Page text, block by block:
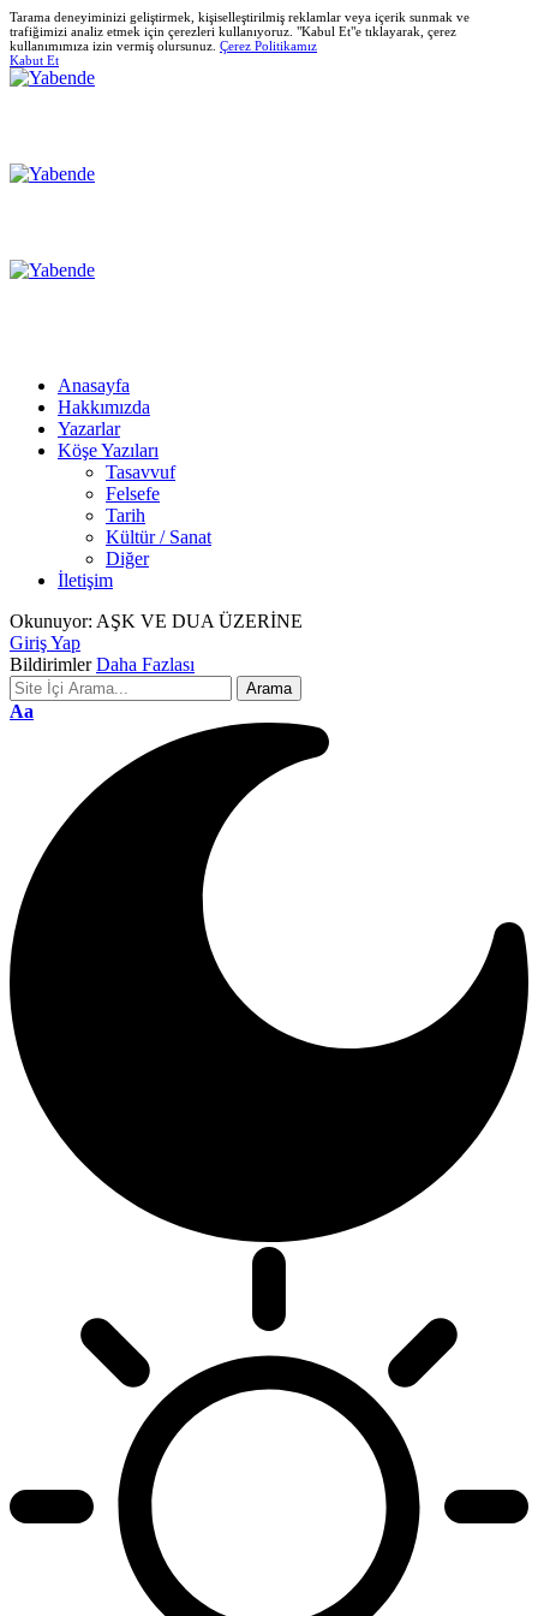
Tarama deneyiminizi geliştirmek, kişiselleştirilmiş reklamlar veya içerik sunmak ve
trafiğimizi analiz etmek için çerezleri kullanıyoruz. "Kabul Et"e tıklayarak, çerez
kullanımımıza izin vermiş olursunuz. Çerez Politikamız
Kabut Et
Anasayfa
Hakkımızda
Yazarlar
Köşe Yazıları
Tasavvuf
Felsefe
Tarih
Kültür / Sanat
Diğer
İletişim
Okunuyor: AŞK VE DUA ÜZERİNE
Giriş Yap
Bildirimler Daha Fazlası
Font
Aa